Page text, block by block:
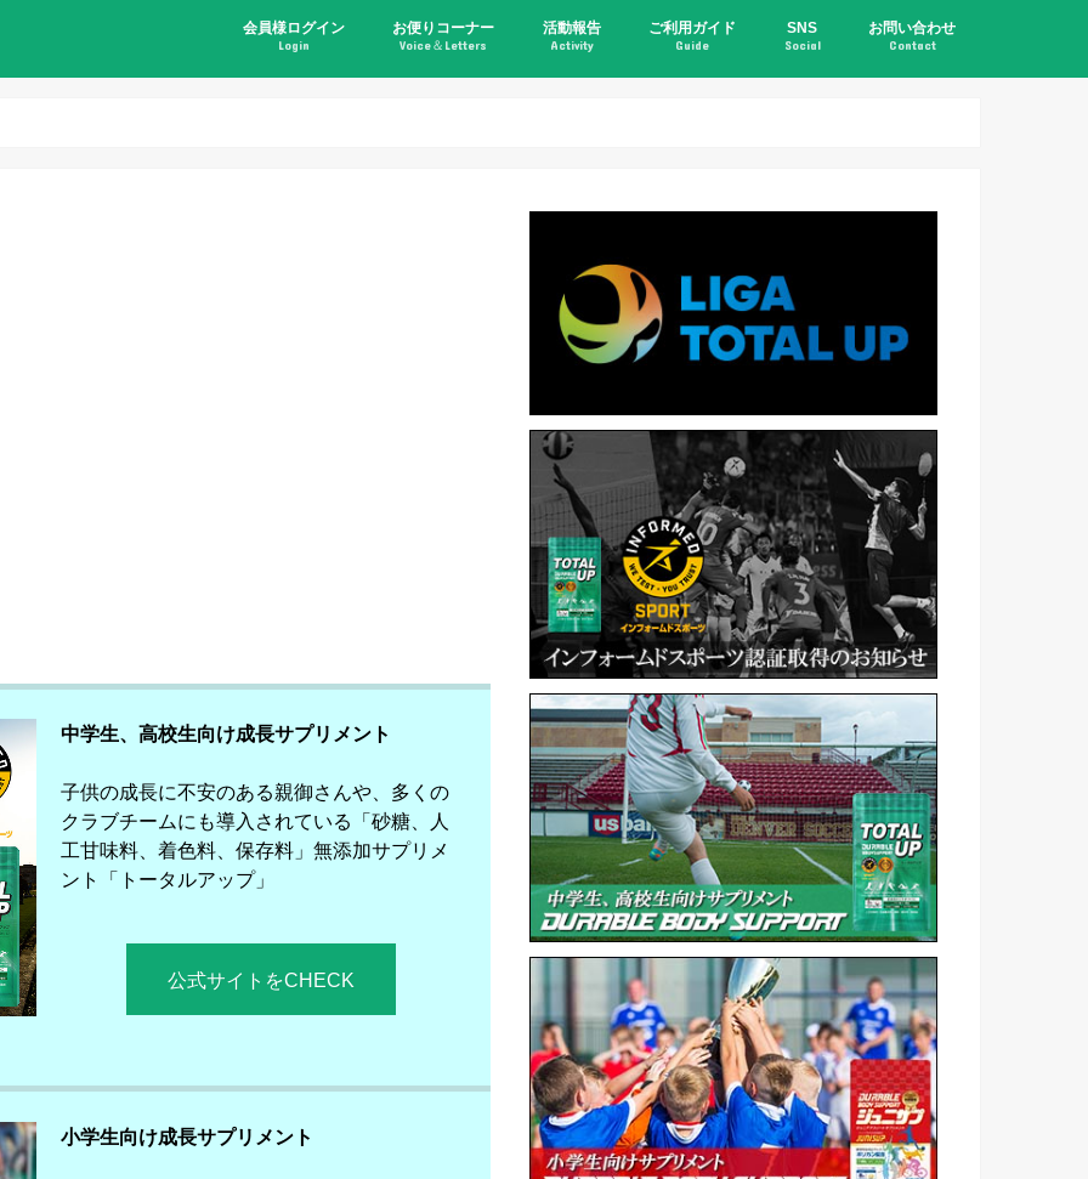
会員様ログイン
Login
お便りコーナー
Voice＆Letters
活動報告
Activity
ご利用ガイド
Guide
SNS
Social
お問い合わせ
Contact
中学生、高校生向け成長サプリメント
子供の成長に不安のある親御さんや、多くの
クラブチームにも導入されている「砂糖、人
工甘味料、着色料、保存料」無添加サプリメ
ント「トータルアップ」
公式サイトをCHECK
小学生向け成長サプリメント